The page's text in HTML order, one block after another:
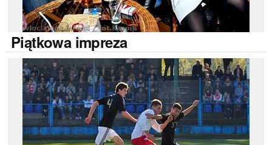
Piątkowaimpreza